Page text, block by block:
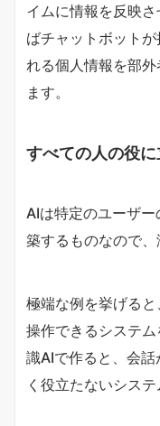
イムに情報を反映
ばチャットボット
れる個人情報を部
ます。
すべての人の役
AIは特定のユーザ
築するものなので、
極端な例を挙げる
操作できるシステ
識AIで作ると、会
く役立たないシス